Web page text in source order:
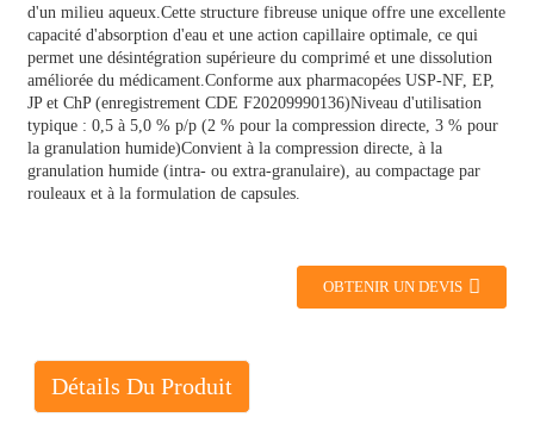
d'un milieu aqueux.Cette structure fibreuse unique offre une excellente
capacité d'absorption d'eau et une action capillaire optimale, ce qui
permet une désintégration supérieure du comprimé et une dissolution
améliorée du médicament.Conforme aux pharmacopées USP-NF, EP,
JP et ChP (enregistrement CDE F20209990136)Niveau d'utilisation
typique : 0,5 à 5,0 % p/p (2 % pour la compression directe, 3 % pour
la granulation humide)Convient à la compression directe, à la
granulation humide (intra- ou extra-granulaire), au compactage par
rouleaux et à la formulation de capsules.
OBTENIR UN DEVIS
Détails Du Produit